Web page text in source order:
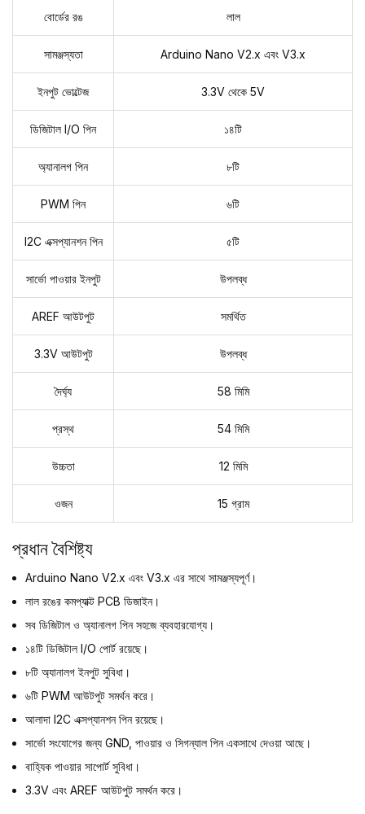
বোর্ডের রঙ লাল
সামঞ্জস্যতা Arduino Nano V2.x এবং V3.x
ইনপুট ভোল্টেজ 3.3V থেকে 5V
ডিজিটাল I/O পিন ১৪টি
অ্যানালগ পিন ৮টি
PWM পিন ৬টি
I2C এক্সপ্যানশন পিন ৫টি
সার্ভো পাওয়ার ইনপুট উপলব্ধ
AREF আউটপুট সমর্থিত
3.3V আউটপুট উপলব্ধ
দৈর্ঘ্য 58 মিমি
প্রস্থ 54 মিমি
উচ্চতা 12 মিমি
ওজন 15 গ্রাম
প্রধান বৈশিষ্ট্য
Arduino Nano V2.x এবং V3.x এর সাথে সামঞ্জস্যপূর্ণ।
লাল রঙের কমপ্যাক্ট PCB ডিজাইন।
সব ডিজিটাল ও অ্যানালগ পিন সহজে ব্যবহারযোগ্য।
১৪টি ডিজিটাল I/O পোর্ট রয়েছে।
৮টি অ্যানালগ ইনপুট সুবিধা।
৬টি PWM আউটপুট সমর্থন করে।
আলাদা I2C এক্সপ্যানশন পিন রয়েছে।
সার্ভো সংযোগের জন্য GND, পাওয়ার ও সিগন্যাল পিন একসাথে দেওয়া আছে।
বাহ্যিক পাওয়ার সাপোর্ট সুবিধা।
3.3V এবং AREF আউটপুট সমর্থন করে।